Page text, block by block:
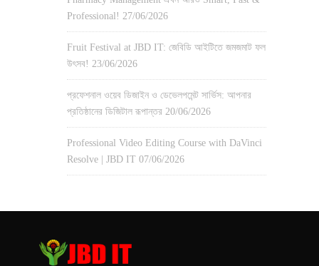
Professional! 27/06/2026
Fruit Festival at JBD IT: জেবিডি আইটিতে জমজমাট ফল
উৎসব! 23/06/2026
প্রফেশনাল ওয়েব ডিজাইন ও ডেভেলপমেন্ট সার্ভিস: আপনার
প্রতিষ্ঠানের ডিজিটাল রূপান্তর 20/06/2026
Professional Video Editing Course with DaVinci
Resolve | JBD IT 07/06/2026